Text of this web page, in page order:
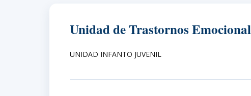
Unidad de Trastornos
UNIDAD INFANTO JUVENIL